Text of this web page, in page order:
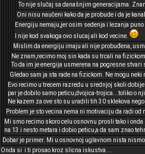
To nije slučaj sa današnjim generacijama.
Oni nisu naučeni kako da je probude i da je
Energiju nemaju,jer osim sedenja i lezanja
I nije kod svakoga ovo slucaj ali kod vecine.
Mislim da energiju imaju ali nije probuđena,
Ne znam,recimo moj sin kada su trcali na
To da im je energija usmerena na pogresne
Gledao sam ja sta rade na fizickom. Ne mogu neki
Evo recimo u trecem razredu u srednjoj skoli
par je dobilo samo peticu,dvojica-trojica...toliko o
Ne kazem za ove sto su uradili tih 30 sklekova
Problem je sto vecina nema ni motivaciju da radi
Mi smo recimo skoro celu osnovnu prosli tako i
na 13 i nesto metara i dobio peticu,a da sam znao
Dobar je primer. Mi u osnovnoj uglavnom nista
Onda si i ti prosao kroz slicna iskustva....